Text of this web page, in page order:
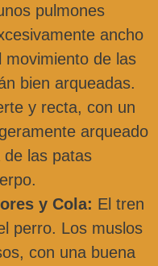
pulmones
ancho
movimiento de las
bien arqueadas.
y recta, con un
arqueado
las patas
y Cola: El tren
perro. Los muslos
con una buena